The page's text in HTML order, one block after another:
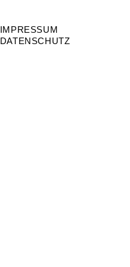
IMPRESSUM
DATENSCHUTZ